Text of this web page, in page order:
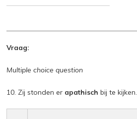
Vraag:
Multiple choice question
10. Zij stonden er apathisch bij te kijken.